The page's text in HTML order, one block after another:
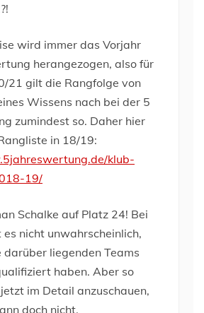
wird immer das Vorjahr
herangezogen, also für
21 gilt die Rangfolge von
Wissens nach bei der 5
zumindest so. Daher hier
in 18/19:
klub-
19/
Schalke auf Platz 24! Bei
es nicht unwahrscheinlich,
darüber liegenden Teams
haben. Aber so
im Detail anzuschauen,
doch nicht.